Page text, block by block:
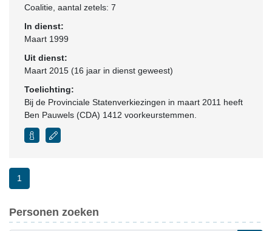
Coalitie , aantal zetels: 7
In dienst:
Maart 1999
Uit dienst:
Maart 2015 (16 jaar in dienst geweest)
Toelichting:
Bij de Provinciale Statenverkiezingen in maart 2011 heeft
Ben Pauwels (CDA) 1412 voorkeurstemmen.
1
Personen zoeken